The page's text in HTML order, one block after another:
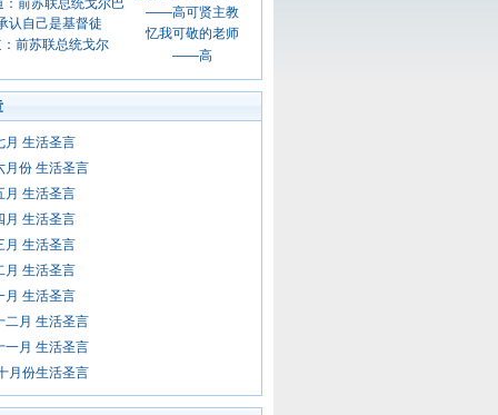
前苏联总统戈尔
忆我可敬的老师
——高
月 生活圣言
月份 生活圣言
月 生活圣言
月 生活圣言
月 生活圣言
月 生活圣言
月 生活圣言
二月 生活圣言
一月 生活圣言
月份生活圣言